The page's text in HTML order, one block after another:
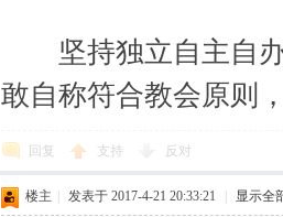
坚持独立自主自办
敢自称符合教会原则
回复 支持 反对
楼主 发表于 2017-4-21 20:33:21 显示全